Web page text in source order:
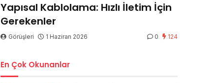
Yapısal Kablolama: Hızlı İletim İçin
Gerekenler
Görüşleri 1 Haziran 2026 0 124
En Çok Okunanlar